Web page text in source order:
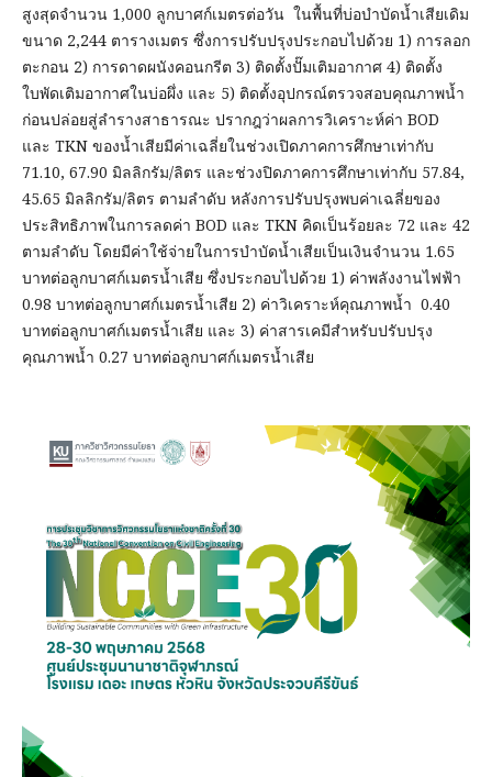
สูงสุดจำนวน 1,000 ลูกบาศก์เมตรต่อวัน ในพื้นที่บ่อบำบัดน้ำเสียเดิม
ขนาด 2,244 ตารางเมตร ซึ่งการปรับปรุงประกอบไปด้วย 1) การลอก
ตะกอน 2) การดาดผนังคอนกรีต 3) ติดตั้งปั๊มเติมอากาศ 4) ติดตั้ง
ใบพัดเติมอากาศในบ่อผึ่ง และ 5) ติดตั้งอุปกรณ์ตรวจสอบคุณภาพน้ำ
ก่อนปล่อยสู่ลำรางสาธารณะ ปรากฎว่าผลการวิเคราะห์ค่า BOD
และ TKN ของน้ำเสียมีค่าเฉลี่ยในช่วงเปิดภาคการศึกษาเท่ากับ
71.10, 67.90 มิลลิกรัม/ลิตร และช่วงปิดภาคการศึกษาเท่ากับ 57.84,
45.65 มิลลิกรัม/ลิตร ตามลำดับ หลังการปรับปรุงพบค่าเฉลี่ยของ
ประสิทธิภาพในการลดค่า BOD และ TKN คิดเป็นร้อยละ 72 และ 42
ตามลำดับ โดยมีค่าใช้จ่ายในการบำบัดน้ำเสียเป็นเงินจำนวน 1.65
บาทต่อลูกบาศก์เมตรน้ำเสีย ซึ่งประกอบไปด้วย 1) ค่าพลังงานไฟฟ้า
0.98 บาทต่อลูกบาศก์เมตรน้ำเสีย 2) ค่าวิเคราะห์คุณภาพน้ำ 0.40
บาทต่อลูกบาศก์เมตรน้ำเสีย และ 3) ค่าสารเคมีสำหรับปรับปรุง
คุณภาพน้ำ 0.27 บาทต่อลูกบาศก์เมตรน้ำเสีย